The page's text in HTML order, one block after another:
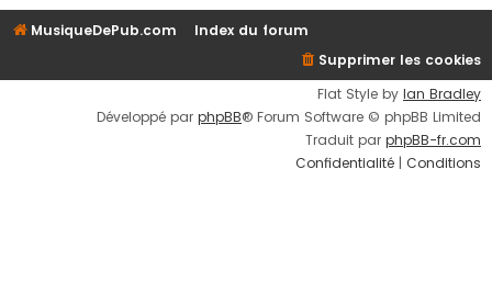
MusiqueDePub.com
Index du forum
Supprimer les cookies
Flat Style by Ian Bradley
Développé par phpBB® Forum Software © phpBB Limited
Traduit par phpBB-fr.com
Confidentialité
Conditions